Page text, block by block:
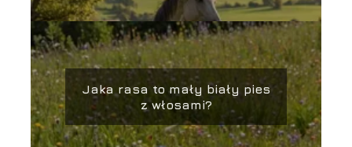
Jaka rasa to mały biały pies
z włosami?